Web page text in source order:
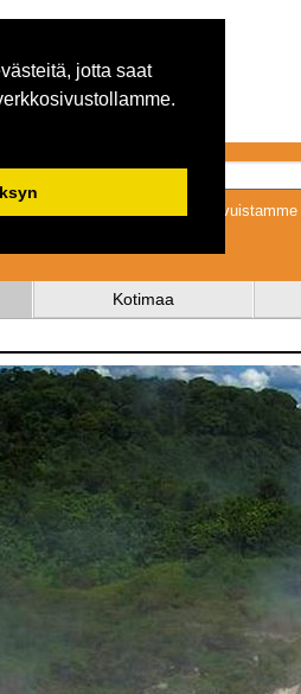
jotta saat
Tykkäämällä
Kotimaa